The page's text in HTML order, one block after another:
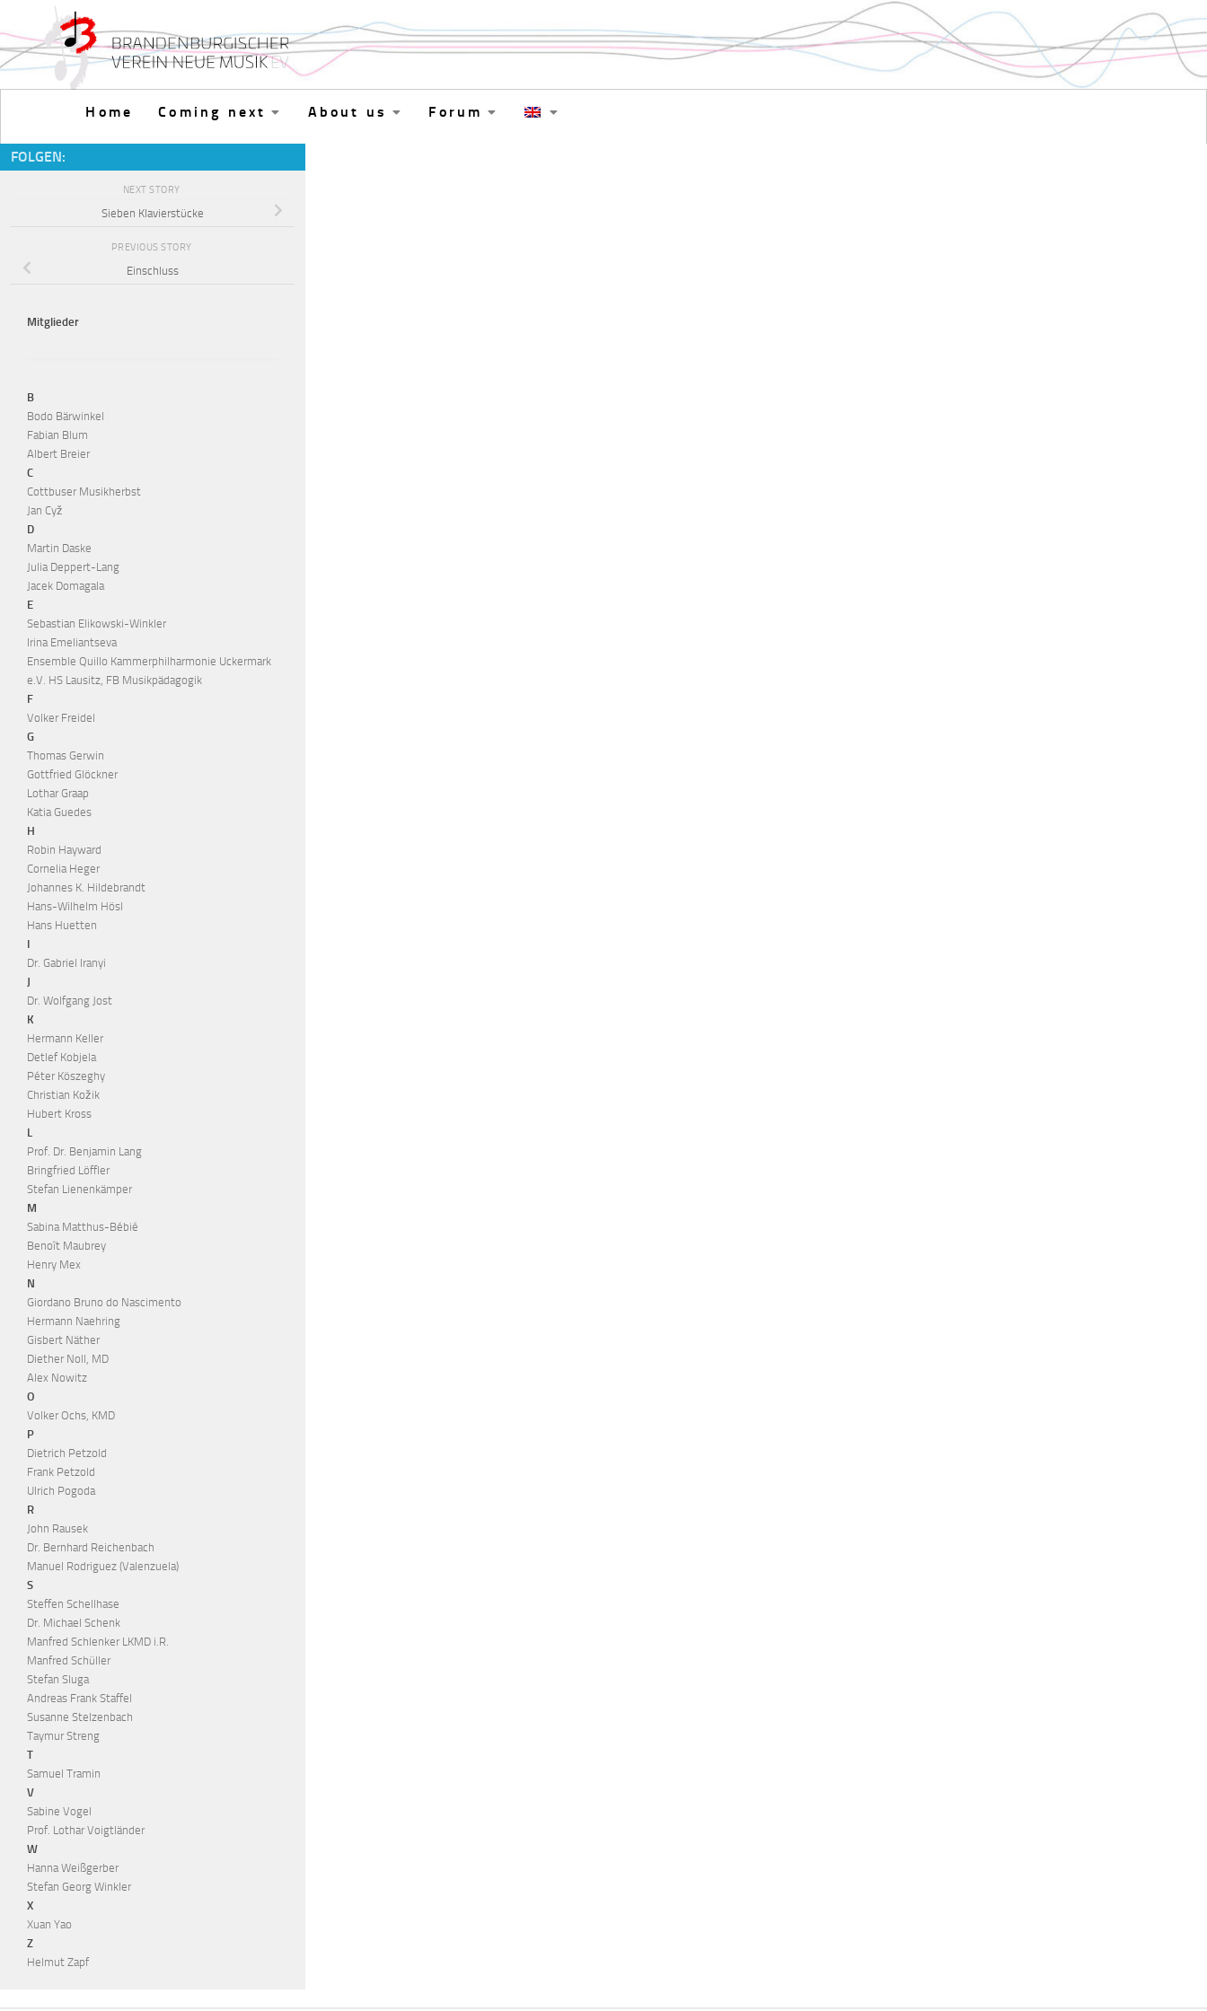
Skip to content
Home Coming next About us Forum
FOLGEN:
NEXT STORY
Sieben Klavierstücke
PREVIOUS STORY
Einschluss
Mitglieder
B
Bodo Bärwinkel
Fabian Blum
Albert Breier
C
Cottbuser Musikherbst
Jan Cyž
D
Martin Daske
Julia Deppert-Lang
Jacek Domagala
E
Sebastian Elikowski-Winkler
Irina Emeliantseva
Ensemble Quillo Kammerphilharmonie Uckermark
e.V. HS Lausitz, FB Musikpädagogik
F
Volker Freidel
G
Thomas Gerwin
Gottfried Glöckner
Lothar Graap
Katia Guedes
H
Robin Hayward
Cornelia Heger
Johannes K. Hildebrandt
Hans-Wilhelm Hösl
Hans Huetten
I
Dr. Gabriel Iranyi
J
Dr. Wolfgang Jost
K
Hermann Keller
Detlef Kobjela
Péter Köszeghy
Christian Kožik
Hubert Kross
L
Prof. Dr. Benjamin Lang
Bringfried Löffler
Stefan Lienenkämper
M
Sabina Matthus-Bébié
Benoît Maubrey
Henry Mex
N
Giordano Bruno do Nascimento
Hermann Naehring
Gisbert Näther
Diether Noll, MD
Alex Nowitz
O
Volker Ochs, KMD
P
Dietrich Petzold
Frank Petzold
Ulrich Pogoda
R
John Rausek
Dr. Bernhard Reichenbach
Manuel Rodriguez (Valenzuela)
S
Steffen Schellhase
Dr. Michael Schenk
Manfred Schlenker LKMD i.R.
Manfred Schüller
Stefan Sluga
Andreas Frank Staffel
Susanne Stelzenbach
Taymur Streng
T
Samuel Tramin
V
Sabine Vogel
Prof. Lothar Voigtländer
W
Hanna Weißgerber
Stefan Georg Winkler
X
Xuan Yao
Z
Helmut Zapf